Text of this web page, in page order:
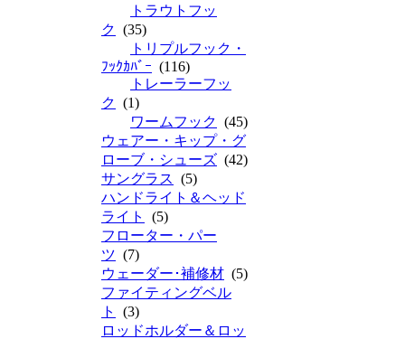
トラウトフッ
ク (35)
トリプルフック・
ﾌｯｸｶﾊﾞｰ (116)
トレーラーフッ
ク (1)
ワームフック (45)
ウェアー・キップ・グ
ローブ・シューズ (42)
サングラス (5)
ハンドライト＆ヘッド
ライト
(5)
フローター・パー
ツ (7)
ウェーダー･補修材 (5)
ファイティングベル
ト
(3)
ロッドホルダー＆ロッ